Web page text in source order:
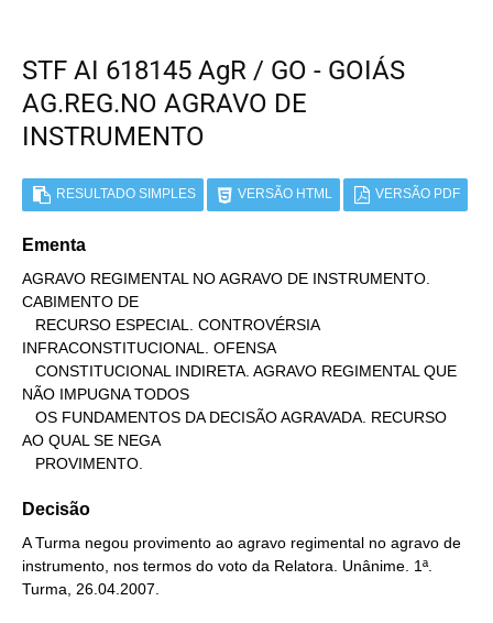
STF AI 618145 AgR / GO - GOIÁS
AG.REG.NO AGRAVO DE
INSTRUMENTO
RESULTADO SIMPLES VERSÃO HTML VERSÃO PDF
Ementa
AGRAVO REGIMENTAL NO AGRAVO DE INSTRUMENTO.
CABIMENTO DE
INFRACONSTITUCIONAL. OFENSA
NÃO IMPUGNA TODOS
AO QUAL SE NEGA
   PROVIMENTO.
Decisão
A Turma negou provimento ao agravo regimental no agravo de
instrumento, nos termos do voto da Relatora. Unânime. 1ª.
Turma, 26.04.2007.